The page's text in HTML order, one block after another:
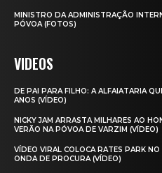
MINISTRO DA ADMINISTRAÇÃO
PÓVOA (FOTOS)
VIDEOS
DE PAI PARA FILHO: A ALFAIATARIA
ANOS (VÍDEO)
NICKY JAM ARRASTA MILHARES AO
VERÃO NA PÓVOA DE VARZIM (VÍDEO)
VÍDEO VIRAL COLOCA RATES PARK
ONDA DE PROCURA (VÍDEO)